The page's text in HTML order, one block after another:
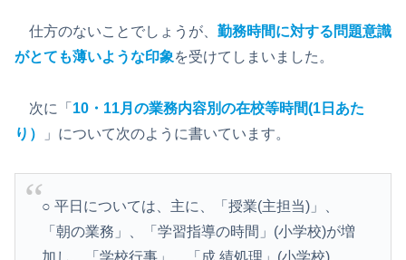
仕方のないことでしょうが、 勤務時間に対する問題意識
がとても薄いような印象を受けてしまいました。
次に「 10・11月の業務内容別の在校等時間(1日あた
り）
」について次のように書いています。
○ 平日については、主に、「授業(主担当)」、
「朝の業務」、「学習指導の時間」(小学校)が増
加し、「学校行事」、「成 績処理」(小学校)、